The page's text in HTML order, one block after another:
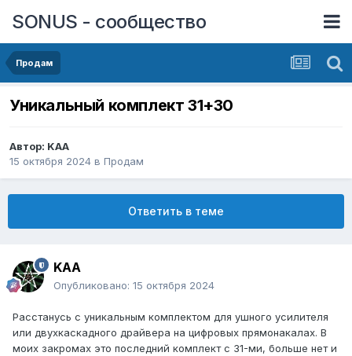
SONUS - сообщество
Продам
Уникальный комплект 31+30
Автор: KAA
15 октября 2024 в Продам
Ответить в теме
KAA
Опубликовано: 15 октября 2024
Расстанусь с уникальным комплектом для ушного усилителя
или двухкаскадного драйвера на цифровых прямонакалах. В
моих закромах это последний комплект c 31-ми, больше нет и